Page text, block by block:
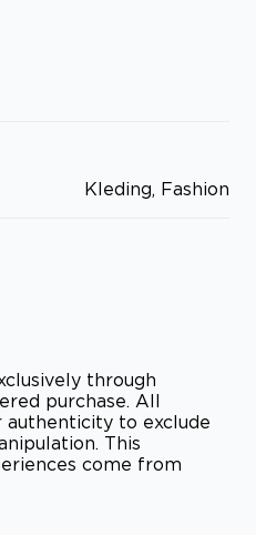
Kleding, Fashion
through
purchase. All
authenticity to exclude
This
come from